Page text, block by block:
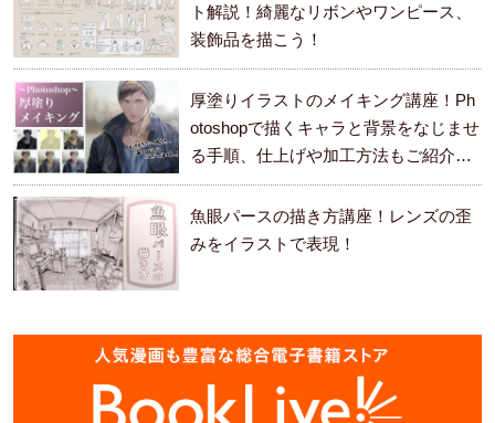
ト解説！綺麗なリボンやワンピース、
装飾品を描こう！
厚塗りイラストのメイキング講座！Ph
otoshopで描くキャラと背景をなじませ
る手順、仕上げや加工方法もご紹介し
ます。
魚眼パースの描き方講座！レンズの歪
みをイラストで表現！